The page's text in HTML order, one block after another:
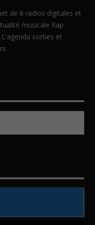
de 6 radios digitales et
musicale Rap
sorties et